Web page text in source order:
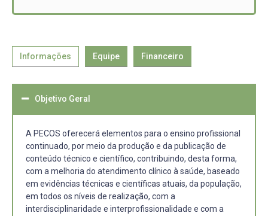
Informações Equipe Financeiro
Objetivo Geral
A PECOS oferecerá elementos para o ensino profissional
continuado, por meio da produção e da publicação de
conteúdo técnico e científico, contribuindo, desta forma,
com a melhoria do atendimento clínico à saúde, baseado
em evidências técnicas e científicas atuais, da população,
em todos os níveis de realização, com a
interdisciplinaridade e interprofissionalidade e com a